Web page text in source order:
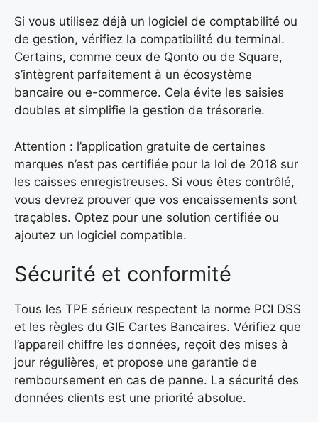
Si vous utilisez déjà un logiciel de comptabilité ou
de gestion, vérifiez la compatibilité du terminal.
Certains, comme ceux de Qonto ou de Square,
s’intègrent parfaitement à un écosystème
bancaire ou e-commerce. Cela évite les saisies
doubles et simplifie la gestion de trésorerie.
Attention : l’application gratuite de certaines
marques n’est pas certifiée pour la loi de 2018 sur
les caisses enregistreuses. Si vous êtes contrôlé,
vous devrez prouver que vos encaissements sont
traçables. Optez pour une solution certifiée ou
ajoutez un logiciel compatible.
Sécurité et conformité
Tous les TPE sérieux respectent la norme PCI DSS
et les règles du GIE Cartes Bancaires. Vérifiez que
l’appareil chiffre les données, reçoit des mises à
jour régulières, et propose une garantie de
remboursement en cas de panne. La sécurité des
données clients est une priorité absolue.